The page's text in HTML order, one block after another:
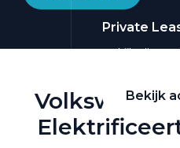
Private
Bekijk alle
Bekijk